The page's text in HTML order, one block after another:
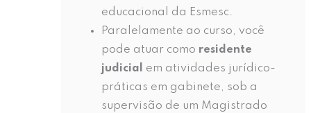
educacional da Esmesc.
Paralelamente ao curso, você
pode atuar como residente
judicial
em atividades jurídico-
práticas em gabinete, sob a
supervisão de um Magistrado